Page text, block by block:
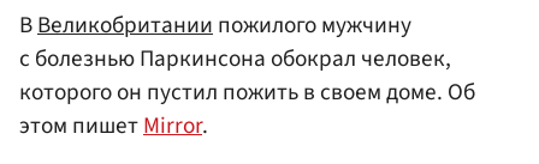
ВВеликобританиипожилого мужчину
с болезнью Паркинсона обокрал человек,
которого он пустил пожить в своем доме. Об
этом пишетMirror.